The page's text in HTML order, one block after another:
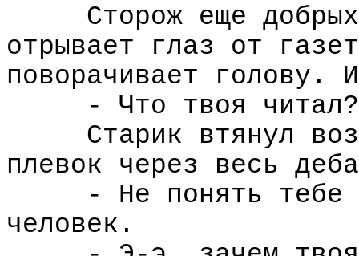
Сторож еще
отрывает глаз от
поворачивает голову.
- Что твоя
Старик втянул
плевок через весь
- Не понять тебе
человек.